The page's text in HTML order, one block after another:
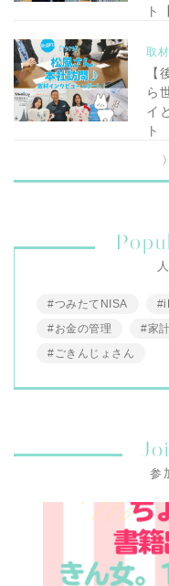
ト
取
【
ら
イ
ト
#つみたてNISA
#お金の管理
#家
#ごきんじょさん
参